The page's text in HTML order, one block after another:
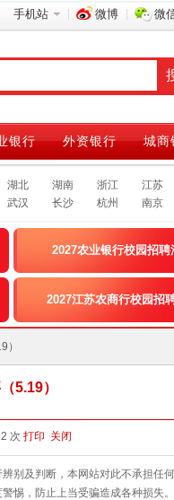
手机站 微博 微
银行 外资银行 城商
湖北 湖南 浙江 江苏
武汉 长沙 杭州 南京
2027农业银行校园招聘
2027江苏农商行校园招
）
5.19）
次 打印 关闭
别及判断，本网站对此不承担任何
惕，防止上当受骗造成各种损失。